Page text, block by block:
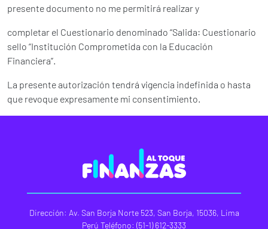
presente documento no me permitirá realizar y
completar el Cuestionario denominado “Salida: Cuestionario
sello “Institución Comprometida con la Educación
Financiera”.
La presente autorización tendrá vigencia indefinida o hasta
que revoque expresamente mi consentimiento.
Dirección: Av. San Borja Norte 523, San Borja, 15036, Lima
Perú Teléfono: (51-1) 612-3333